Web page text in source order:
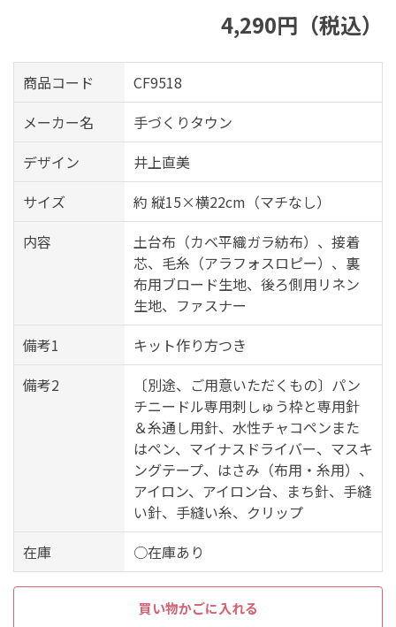
4,290円（税込）
商品コード
CF9518
メーカー名
手づくりタウン
デザイン
井上直美
サイズ
約 縦15×横22cm（マチなし）
内容
土台布（カベ平織ガラ紡布）、接着
芯、毛糸（アラフォスロピー）、裏
布用ブロード生地、後ろ側用リネン
生地、ファスナー
備考1
キット作り方つき
備考2
〔別途、ご用意いただくもの〕パン
チニードル専用刺しゅう枠と専用針
＆糸通し用針、水性チャコペンまた
はペン、マイナスドライバー、マスキ
ングテープ、はさみ（布用・糸用）、
アイロン、アイロン台、まち針、手縫
い針、手縫い糸、クリップ
在庫
○在庫あり
買い物かごに入れる